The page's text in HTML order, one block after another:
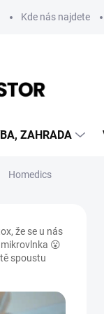
Kde nás najdete
ZAHRADA
Homedics
že se u nás
😮
spoustu